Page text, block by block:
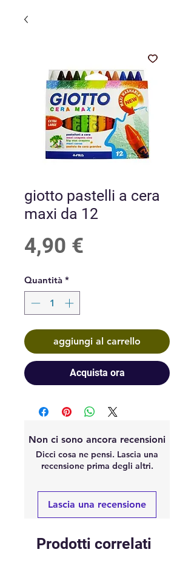
giotto pastelli a cera
maxi da 12
4,90 €
Quantità *
aggiungi al carrello
Acquista ora
Non ci sono ancora recensioni
Dicci cosa ne pensi. Lascia una
recensione prima degli altri.
Lascia una recensione
Prodotti correlati